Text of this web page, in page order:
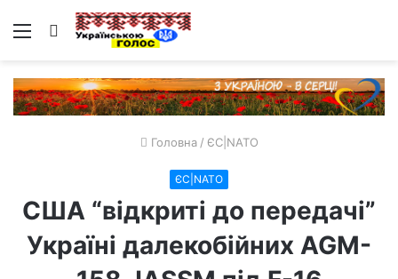
Меню Пошук
Головна / ЄС|NATO
ЄС|NATO
США “відкриті до передачі”
Україні далекобійних AGM-